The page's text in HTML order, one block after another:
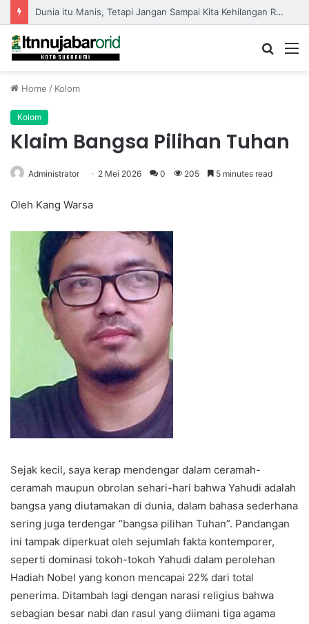
Dunia itu Manis, Tetapi Jangan Sampai Kita Kehilangan Rasa
Home / Kolom
Kolom
Klaim Bangsa Pilihan Tuhan
Administrator 2 Mei 2026 0 205 5 minutes read
Oleh Kang Warsa
Sejak kecil, saya kerap mendengar dalam ceramah-
ceramah maupun obrolan sehari-hari bahwa Yahudi adalah
bangsa yang diutamakan di dunia, dalam bahasa sederhana
sering juga terdengar “bangsa pilihan Tuhan”. Pandangan
ini tampak diperkuat oleh sejumlah fakta kontemporer,
seperti dominasi tokoh-tokoh Yahudi dalam perolehan
Hadiah Nobel yang konon mencapai 22% dari total
penerima. Ditambah lagi dengan narasi religius bahwa
sebagian besar nabi dan rasul yang diimani tiga agama